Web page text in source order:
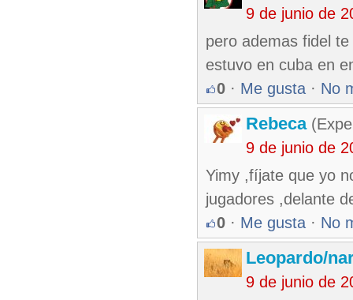
9 de junio de
pero ademas fidel
estuvo en cuba en
0 · Me gusta · No
Rebeca
9 de junio de
Yimy ,fíjate que yo
jugadores ,delante
0 · Me gusta · No
Leopardo/
9 de junio de